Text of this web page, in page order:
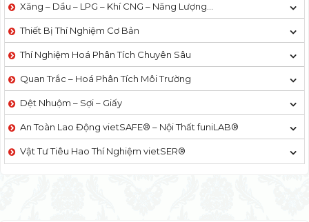
Xăng – Dầu – LPG – Khí CNG – Năng Lượng…
Thiết Bị Thí Nghiệm Cơ Bản
Thí Nghiệm Hoá Phân Tích Chuyên Sâu
Quan Trắc – Hoá Phân Tích Môi Trường
Dệt Nhuộm – Sợi – Giấy
An Toàn Lao Động vietSAFE® – Nội Thất funiLAB®
Vật Tư Tiêu Hao Thí Nghiệm vietSER®